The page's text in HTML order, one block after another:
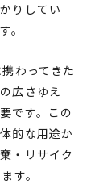
りしてい
。
わってきた
広さゆえ
です。この
的な用途か
・リサイク
す。